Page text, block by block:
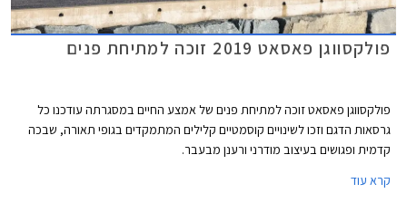
פולקסווגן פאסאט 2019 זוכה למתיחת פנים
פולקסווגן פאסאט זוכה למתיחת פנים של אמצע החיים במסגרתה עודכנו כל
גרסאות הדגם וזכו לשינויים קוסמטיים קלילים המתמקדים בגופי תאורה, שבכה
קדמית ופגושים בעיצוב מודרני ורענן מבעבר.
קרא עוד